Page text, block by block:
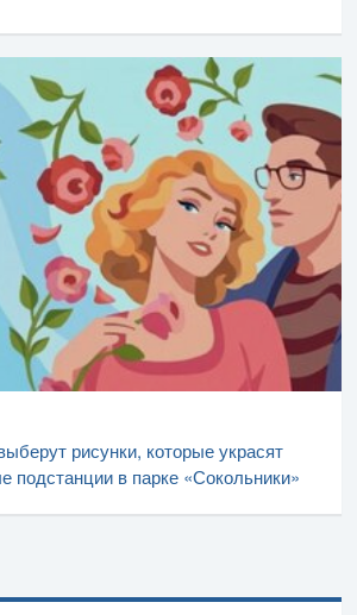
рисунки, которые украсят
подстанции в парке «Сокольники»